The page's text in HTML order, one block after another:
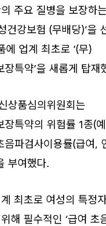
주요 질병을 보장하는
건강보험 (무배당)’을
에 업계 최초로 ‘(무)
장특약’을 새롭게 탑재
상품심의위원회는
장특약의 위험률 1종(
음파검사이용률(급여,
부여했다.
최초로 여성의 특정
해 필수적인 ‘급여 초